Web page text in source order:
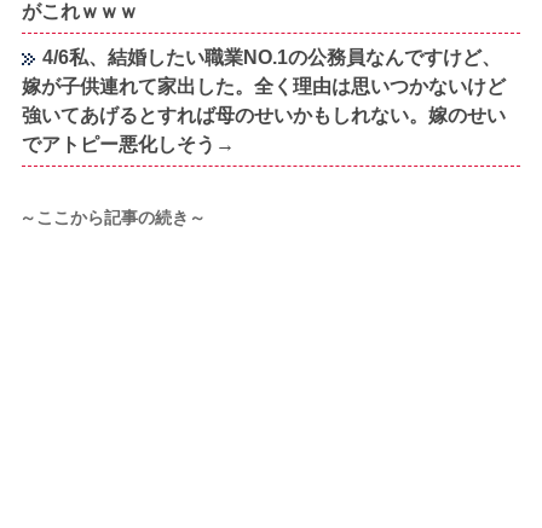
がこれｗｗｗ
4/6私、結婚したい職業NO.1の公務員なんですけど、
嫁が子供連れて家出した。全く理由は思いつかないけど
強いてあげるとすれば母のせいかもしれない。嫁のせい
でアトピー悪化しそう→
～ここから記事の続き～